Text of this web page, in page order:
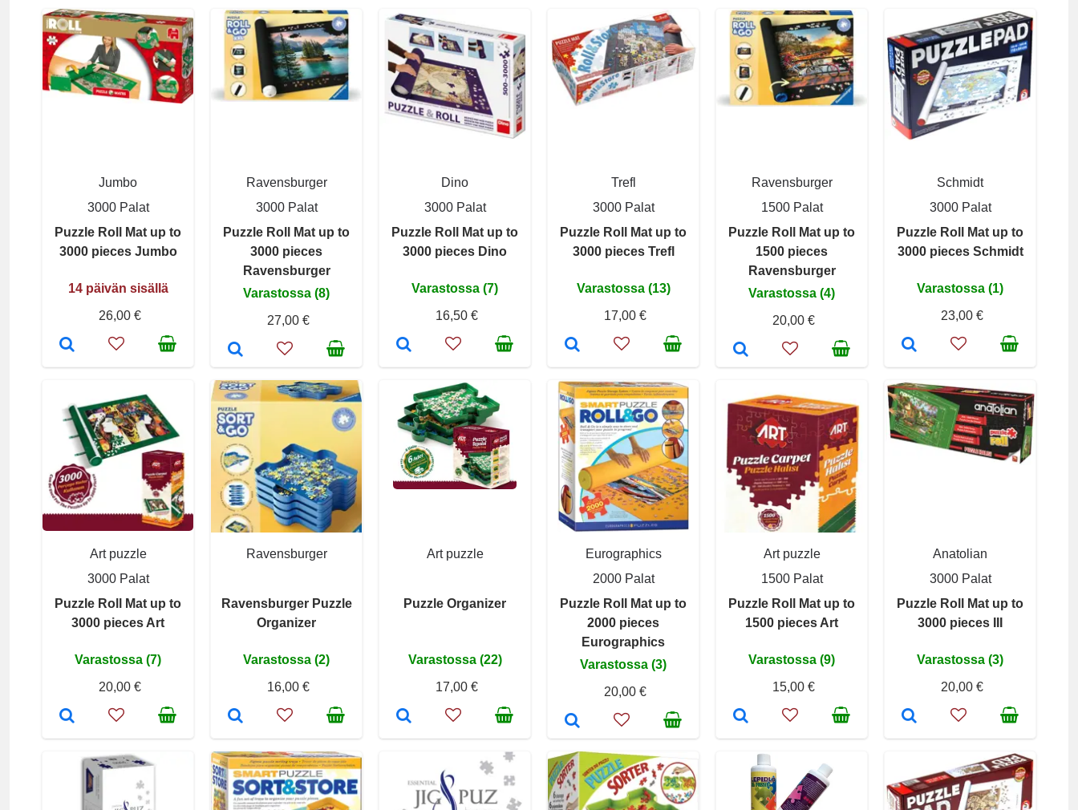
Jumbo
3000 Palat
Puzzle Roll Mat up to
3000 pieces Jumbo
14 päivän sisällä
26,00 €
Ravensburger
3000 Palat
Puzzle Roll Mat up to
3000 pieces
Ravensburger
Varastossa (8)
27,00 €
Dino
3000 Palat
Puzzle Roll Mat up to
3000 pieces Dino
Varastossa (7)
16,50 €
Trefl
3000 Palat
Puzzle Roll Mat up to
3000 pieces Trefl
Varastossa (13)
17,00 €
Ravensburger
1500 Palat
Puzzle Roll Mat up to
1500 pieces
Ravensburger
Varastossa (4)
20,00 €
Schmidt
3000 Palat
Puzzle Roll Mat up to
3000 pieces Schmidt
Varastossa (1)
23,00 €
Art puzzle
3000 Palat
Puzzle Roll Mat up to
3000 pieces Art
Varastossa (7)
20,00 €
Ravensburger
Ravensburger Puzzle
Organizer
Varastossa (2)
16,00 €
Art puzzle
Puzzle Organizer
Varastossa (22)
17,00 €
Eurographics
2000 Palat
Puzzle Roll Mat up to
2000 pieces
Eurographics
Varastossa (3)
20,00 €
Art puzzle
1500 Palat
Puzzle Roll Mat up to
1500 pieces Art
Varastossa (9)
15,00 €
Anatolian
3000 Palat
Puzzle Roll Mat up to
3000 pieces III
Varastossa (3)
20,00 €